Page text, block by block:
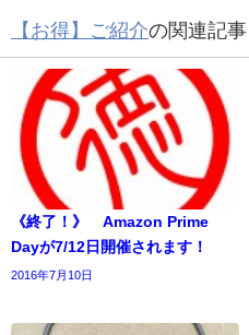
【お得】ご紹介の関連記事
《終了！》 Amazon Prime
Dayが7/12日開催されます！
2016年7月10日